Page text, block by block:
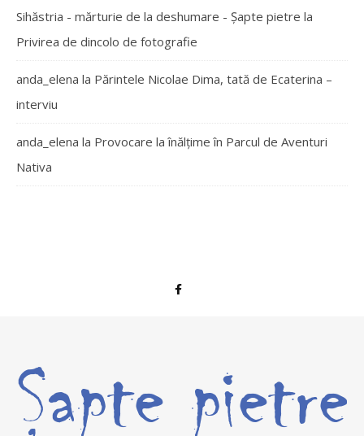
Sihăstria - mărturie de la deshumare - Şapte pietre la
Privirea de dincolo de fotografie
anda_elena la Părintele Nicolae Dima, tată de Ecaterina –
interviu
anda_elena la Provocare la înălțime în Parcul de Aventuri
Nativa